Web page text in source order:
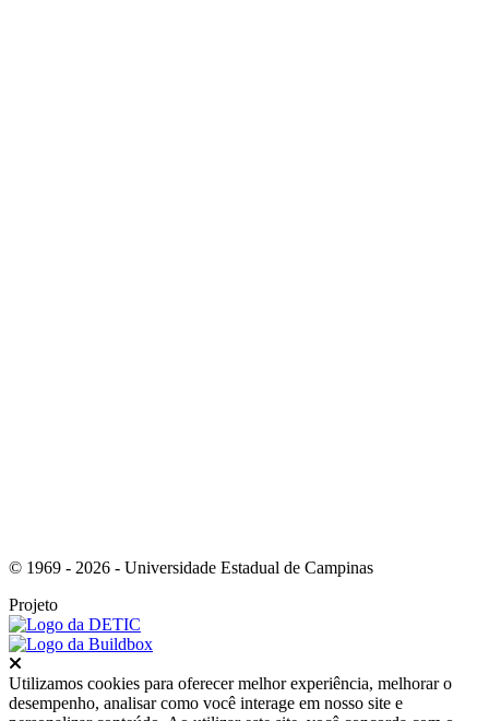
© 1969 - 2026 - Universidade Estadual de Campinas
Projeto
Utilizamos cookies para oferecer melhor experiência, melhorar o
desempenho, analisar como você interage em nosso site e